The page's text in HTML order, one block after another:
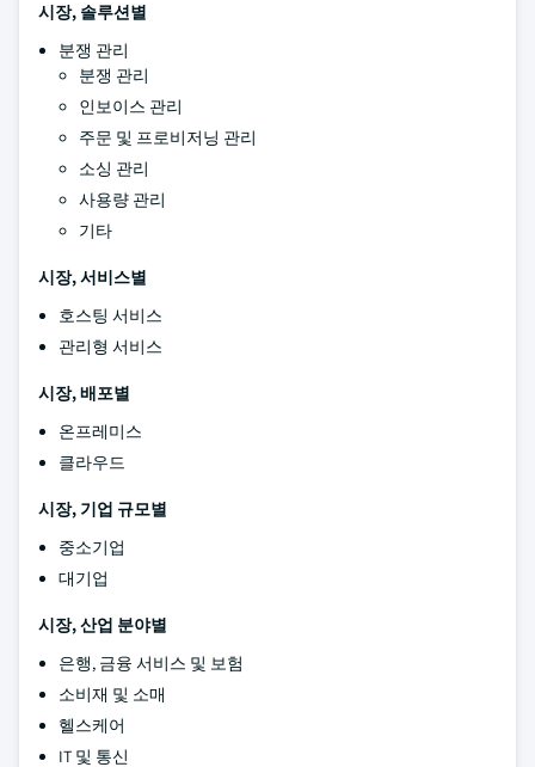
시장, 솔루션별
분쟁 관리
분쟁 관리
인보이스 관리
주문 및 프로비저닝 관리
소싱 관리
사용량 관리
기타
시장, 서비스별
호스팅 서비스
관리형 서비스
시장, 배포별
온프레미스
클라우드
시장, 기업 규모별
중소기업
대기업
시장, 산업 분야별
은행, 금융 서비스 및 보험
소비재 및 소매
헬스케어
IT 및 통신